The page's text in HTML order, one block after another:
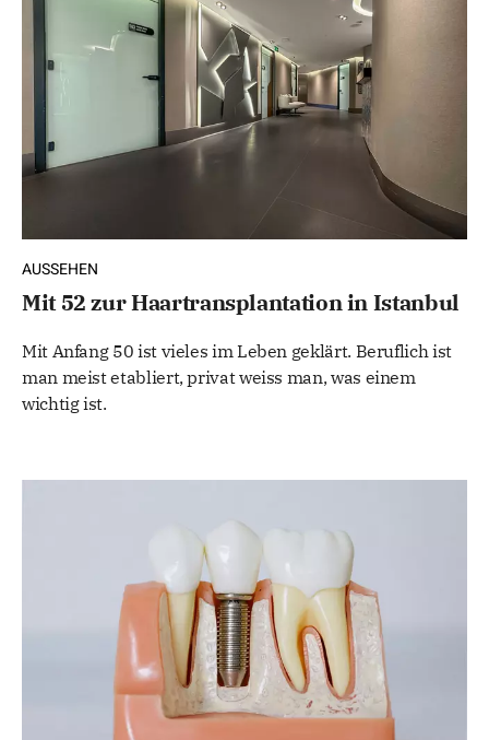
AUSSEHEN
Mit 52 zur Haartransplantation in Istanbul
Mit Anfang 50 ist vieles im Leben geklärt. Beruflich ist
man meist etabliert, privat weiss man, was einem
wichtig ist.